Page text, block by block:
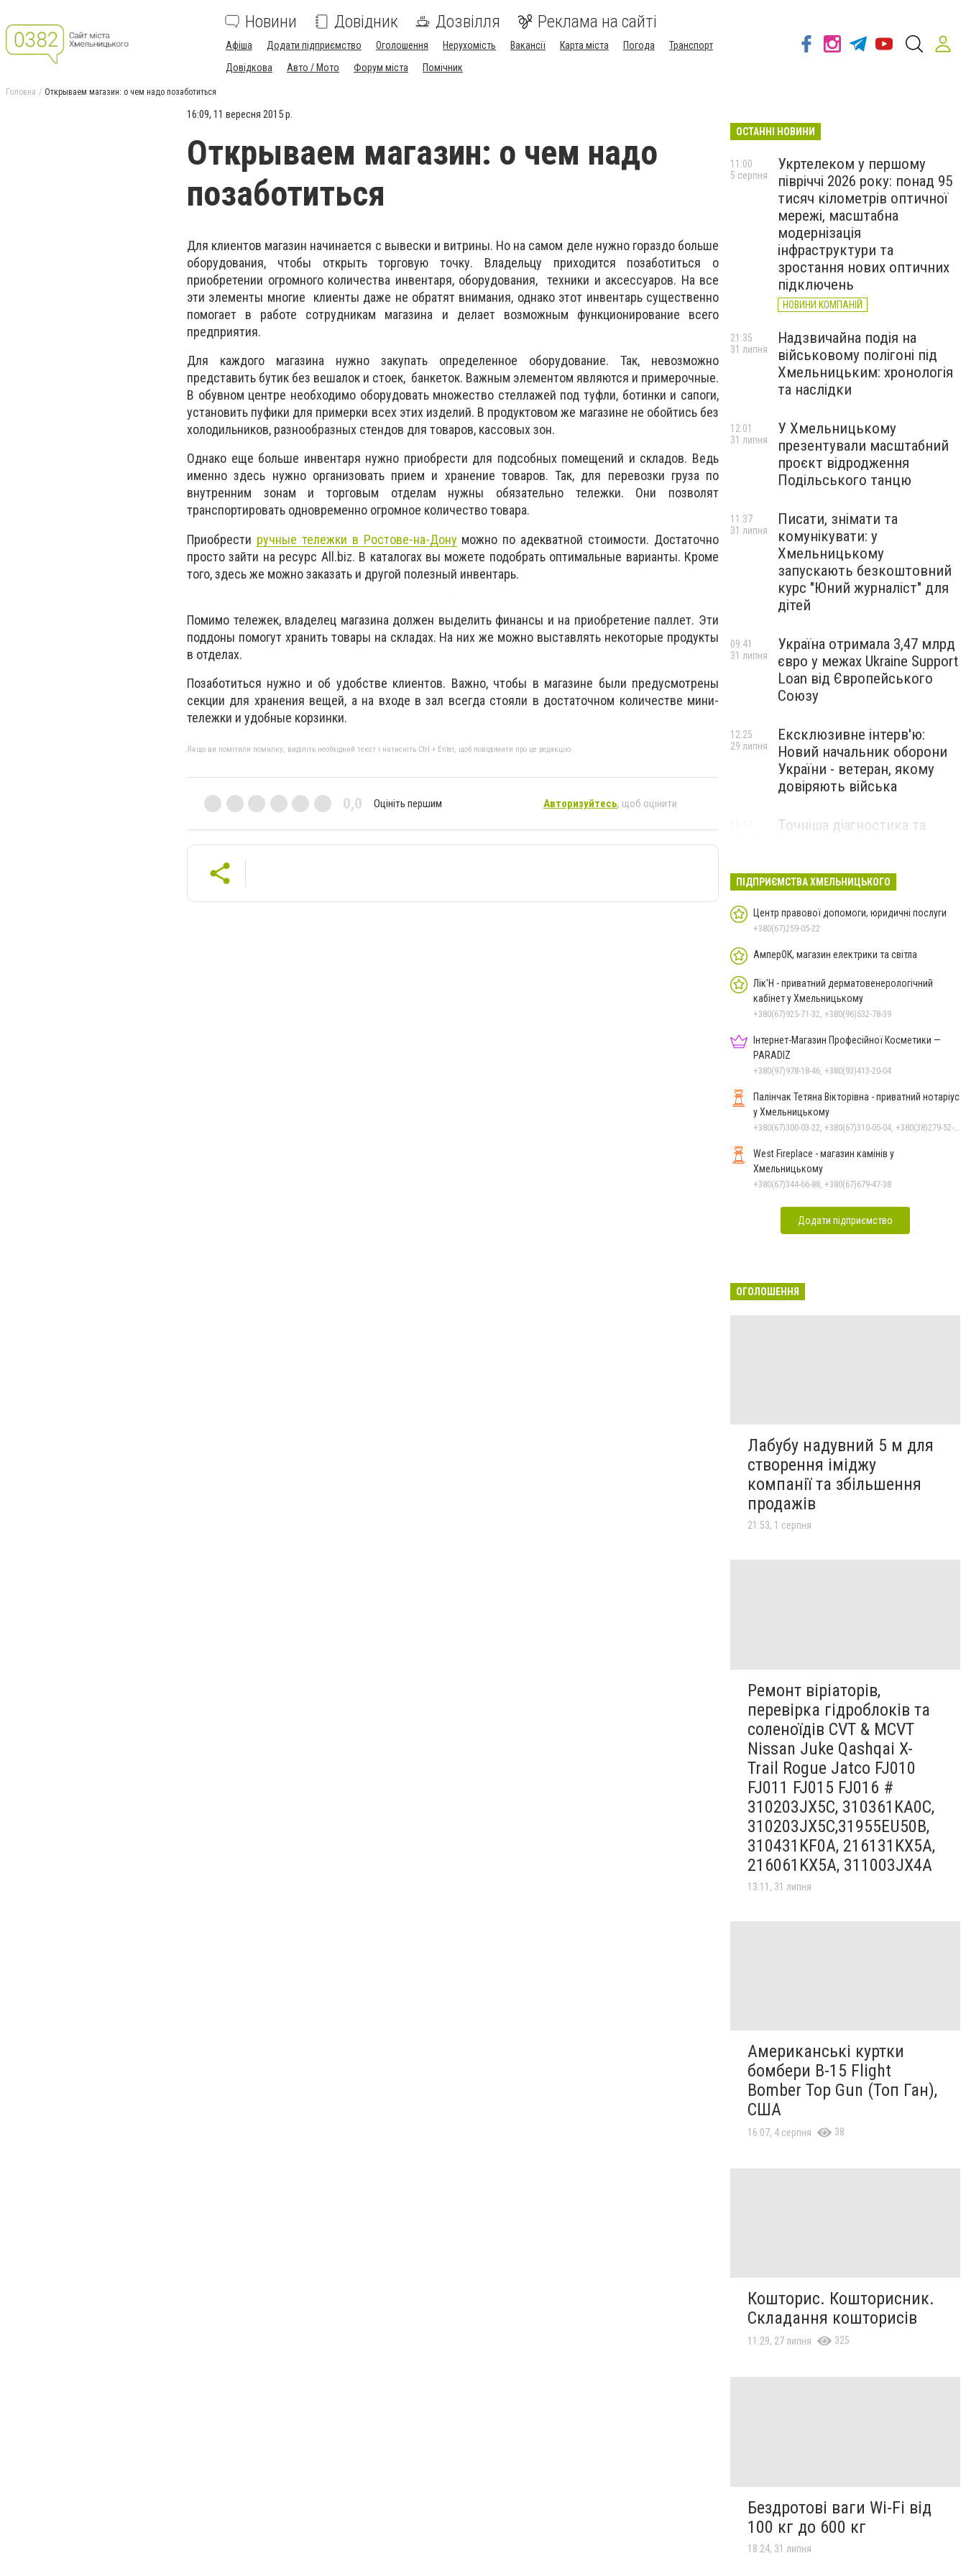
Новини Довідник Дозвілля Реклама на сайті
Афіша Додати підприємство Оголошення Нерухомість Вакансії Карта міста Погода
Транспорт
Довідкова
Авто / Мото Форум міста Помічник
Головна Открываем магазин: о чем надо позаботиться
16:09, 11 вересня 2015 р.
Открываем магазин: о чем надо
позаботиться
Для клиентов магазин начинается с вывески и витрины. Но на самом деле нужно гораздо больше
оборудования, чтобы открыть торговую точку. Владельцу приходится позаботиться о
приобретении огромного количества инвентаря, оборудования, техники и аксессуаров. На все
эти элементы многие клиенты даже не обратят внимания, однако этот инвентарь существенно
помогает в работе сотрудникам магазина и делает возможным функционирование всего
предприятия.
Для каждого магазина нужно закупать определенное оборудование. Так, невозможно
представить бутик без вешалок и стоек, банкеток. Важным элементом являются и примерочные.
В обувном центре необходимо оборудовать множество стеллажей под туфли, ботинки и сапоги,
установить пуфики для примерки всех этих изделий. В продуктовом же магазине не обойтись без
холодильников, разнообразных стендов для товаров, кассовых зон.
Однако еще больше инвентаря нужно приобрести для подсобных помещений и складов. Ведь
именно здесь нужно организовать прием и хранение товаров. Так, для перевозки груза по
внутренним зонам и торговым отделам нужны обязательно тележки. Они позволят
транспортировать одновременно огромное количество товара.
Приобрести ручные тележки в Ростове-на-Дону можно по адекватной стоимости. Достаточно
просто зайти на ресурс All.biz. В каталогах вы можете подобрать оптимальные варианты. Кроме
того, здесь же можно заказать и другой полезный инвентарь.
Помимо тележек, владелец магазина должен выделить финансы и на приобретение паллет. Эти
поддоны помогут хранить товары на складах. На них же можно выставлять некоторые продукты
в отделах.
Позаботиться нужно и об удобстве клиентов. Важно, чтобы в магазине были предусмотрены
секции для хранения вещей, а на входе в зал всегда стояли в достаточном количестве мини-
тележки и удобные корзинки.
Якщо ви помітили помилку, виділіть необхідний текст і натисніть Ctrl + Enter, щоб повідомити про це редакцію
0,0 Оцініть першим Авторизуйтесь, щоб оцінити
ОСТАННІ НОВИНИ
Укртелеком у першому
півріччі 2026 року: понад 95
тисяч кілометрів оптичної
мережі, масштабна
модернізація
інфраструктури та
зростання нових оптичних
підключень
НОВИНИ КОМПАНІЙ
11:00
5 серпня
Надзвичайна подія на
військовому полігоні під
Хмельницьким: хронологія
та наслідки
21:35
31 липня
У Хмельницькому
презентували масштабний
проєкт відродження
Подільського танцю
12:01
31 липня
Писати, знімати та
комунікувати: у
Хмельницькому
запускають безкоштовний
курс "Юний журналіст" для
дітей
11:37
31 липня
Україна отримала 3,47 млрд
євро у межах Ukraine Support
Loan від Європейського
Союзу
09:41
31 липня
Ексклюзивне інтерв'ю:
Новий начальник оборони
України - ветеран, якому
довіряють війська
12:25
29 липня
Точніша діагностика та
протипухлинному центрі
запрацював новий
томограф
Паперовий флот замість
втрати Росії перетворилися
на дитячу аплікацію
23:42
27 липня
ПІДПРИЄМСТВА ХМЕЛЬНИЦЬКОГО
Центр правової допомоги, юридичні послуги
+380(67)259-05-22
АмперОК, магазин електрики та світла
Лік'Н - приватний дерматовенерологічний
кабінет у Хмельницькому
+380(67)925-71-32, +380(96)532-78-39
Інтернет-Магазин Професійної Косметики —
PARADIZ
+380(97)978-18-46, +380(93)413-20-04
Палінчак Тетяна Вікторівна - приватний нотаріус
у Хмельницькому
+380(67)300-03-22, +380(67)310-05-04, +380(38)279-52-33
West Fireplace - магазин камінів у
Хмельницькому
+380(67)344-66-88, +380(67)679-47-38
Додати підприємство
ОГОЛОШЕННЯ
Лабубу надувний 5 м для
створення іміджу
компанії та збільшення
продажів
21:53, 1 серпня
Ремонт віріаторів,
перевірка гідроблоків та
соленоїдів CVT & MCVT
Nissan Juke Qashqai X-
Trail Rogue Jatco FJ010
FJ011 FJ015 FJ016 #
310203JX5C, 310361KA0C,
310203JX5C,31955EU50B,
310431KF0A, 216131KX5A,
216061KX5A, 311003JX4A
13:11, 31 липня
Американські куртки
бомбери B-15 Flight
Bomber Top Gun (Топ Ган),
США
16:07, 4 серпня 38
Кошторис. Кошторисник.
Складання кошторисів
11:29, 27 липня 325
Бездротові ваги Wi-Fi від
100 кг до 600 кг
18:24, 31 липня